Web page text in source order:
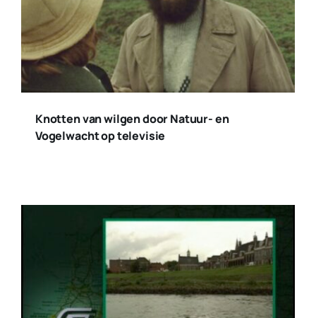
Knotten van wilgen door Natuur- en
Vogelwacht op televisie